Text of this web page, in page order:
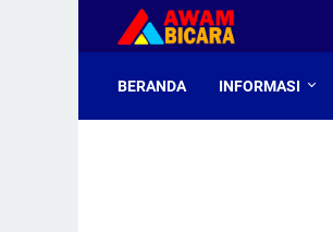
BERANDA INFORMASI